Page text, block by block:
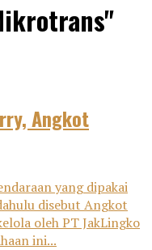
Angkot
yang dipakai
disebut Angkot
oleh PT JakLingko
ini...